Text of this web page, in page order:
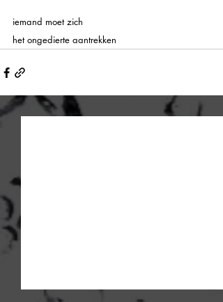
iemand moet zich
het ongedierte aantrekken